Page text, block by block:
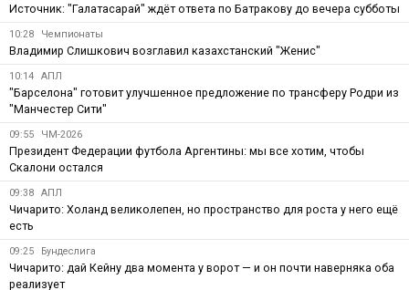
Источник: "Галатасарай" ждёт ответа по Батракову до вечера субботы
10:28 Чемпионаты
Владимир Слишкович возглавил казахстанский "Женис"
10:14 АПЛ
"Барселона" готовит улучшенное предложение по трансферу Родри из
"Манчестер Сити"
09:55 ЧМ-2026
Президент Федерации футбола Аргентины: мы все хотим, чтобы
Скалони остался
09:38 АПЛ
Чичарито: Холанд великолепен, но пространство для роста у него ещё
есть
09:25 Бундеслига
Чичарито: дай Кейну два момента у ворот — и он почти наверняка оба
реализует